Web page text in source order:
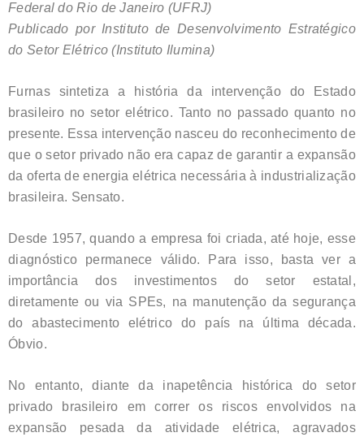
Federal do Rio de Janeiro (UFRJ)
Publicado por Instituto de Desenvolvimento Estratégico
do Setor Elétrico (Instituto Ilumina)
Furnas sintetiza a história da intervenção do Estado
brasileiro no setor elétrico. Tanto no passado quanto no
presente. Essa intervenção nasceu do reconhecimento de
que o setor privado não era capaz de garantir a expansão
da oferta de energia elétrica necessária à industrialização
brasileira. Sensato.
Desde 1957, quando a empresa foi criada, até hoje, esse
diagnóstico permanece válido. Para isso, basta ver a
importância dos investimentos do setor estatal,
diretamente ou via SPEs, na manutenção da segurança
do abastecimento elétrico do país na última década.
Óbvio.
No entanto, diante da inapetência histórica do setor
privado brasileiro em correr os riscos envolvidos na
expansão pesada da atividade elétrica, agravados